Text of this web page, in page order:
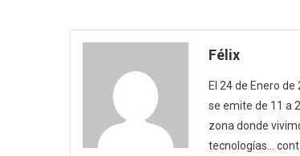
Félix
El 24 de Enero
se emite de 11 a
zona donde
tecnologías…